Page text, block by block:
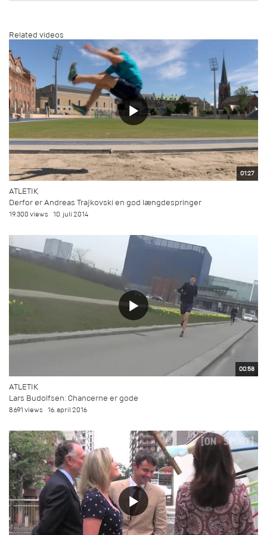
Related videos
01:27
ATLETIK
Derfor er Andreas Trajkovski en god længdespringer
19.300 views 10. juli 2014
00:58
ATLETIK
Lars Budolfsen: Chancerne er gode
8.691 views 16. april 2016